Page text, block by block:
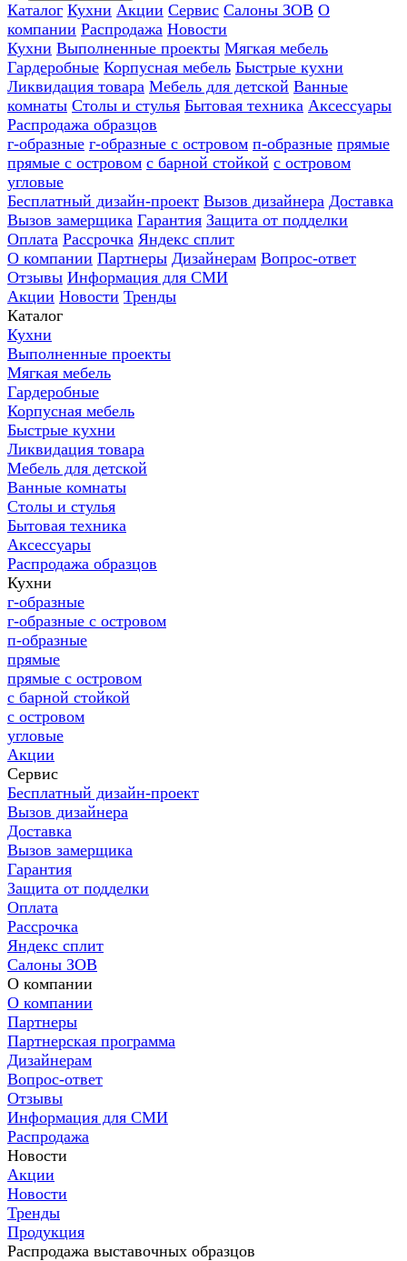
Каталог Кухни Акции Сервис Салоны ЗОВ О
компании Распродажа Новости
Кухни Выполненные проекты Мягкая мебель
Гардеробные Корпусная мебель Быстрые кухни
Ликвидация товара Мебель для детской Ванные
комнаты Столы и стулья Бытовая техника Аксессуары
Распродажа образцов
г-образные г-образные с островом п-образные прямые
прямые с островом с барной стойкой с островом
угловые
Бесплатный дизайн-проект Вызов дизайнера Доставка
Вызов замерщика Гарантия Защита от подделки
Оплата Рассрочка Яндекс сплит
О компании Партнеры Дизайнерам Вопрос-ответ
Отзывы Информация для СМИ
Акции Новости Тренды
Каталог
Кухни
Выполненные проекты
Мягкая мебель
Гардеробные
Корпусная мебель
Быстрые кухни
Ликвидация товара
Мебель для детской
Ванные комнаты
Столы и стулья
Бытовая техника
Аксессуары
Распродажа образцов
Кухни
г-образные
г-образные с островом
п-образные
прямые
прямые с островом
с барной стойкой
с островом
угловые
Акции
Сервис
Бесплатный дизайн-проект
Вызов дизайнера
Доставка
Вызов замерщика
Гарантия
Защита от подделки
Оплата
Рассрочка
Яндекс сплит
Салоны ЗОВ
О компании
О компании
Партнеры
Партнерская программа
Дизайнерам
Вопрос-ответ
Отзывы
Информация для СМИ
Распродажа
Новости
Акции
Новости
Тренды
Продукция
Распродажа выставочных образцов